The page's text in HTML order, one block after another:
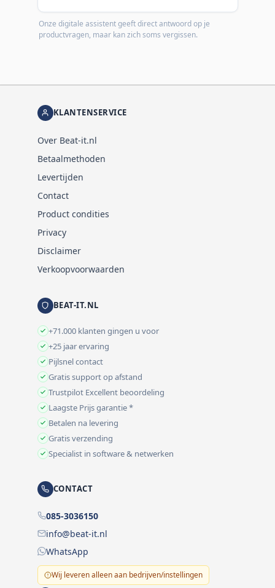
Onze digitale assistent geeft direct antwoord op je
productvragen, maar kan zich soms vergissen.
KLANTENSERVICE
Over Beat-it.nl
Betaalmethoden
Levertijden
Contact
Product condities
Privacy
Disclaimer
Verkoopvoorwaarden
BEAT-IT.NL
+71.000 klanten gingen u voor
+25 jaar ervaring
Pijlsnel contact
Gratis support op afstand
Trustpilot Excellent beoordeling
Laagste Prijs garantie *
Betalen na levering
Gratis verzending
Specialist in software & netwerken
CONTACT
085-3036150
info@beat-it.nl
WhatsApp
Wij leveren alleen aan bedrijven/instellingen